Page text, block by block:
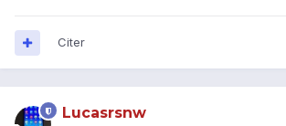
Citer
Lucasrsnw